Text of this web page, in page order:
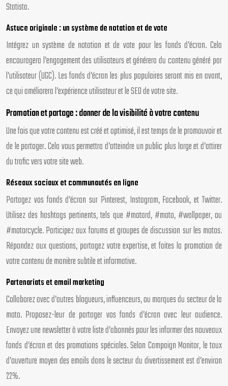
Statista.
Astuce originale : un système de notation et de vote
Intégrez un système de notation et de vote pour les fonds d’écran. Cela
encouragera l’engagement des utilisateurs et générera du contenu généré par
l’utilisateur (UGC). Les fonds d’écran les plus populaires seront mis en avant,
ce qui améliorera l’expérience utilisateur et le SEO de votre site.
Promotion et partage : donner de la visibilité à votre contenu
Une fois que votre contenu est créé et optimisé, il est temps de le promouvoir et
de le partager. Cela vous permettra d’atteindre un public plus large et d’attirer
du trafic vers votre site web.
Réseaux sociaux et communautés en ligne
Partagez vos fonds d’écran sur Pinterest, Instagram, Facebook, et Twitter.
Utilisez des hashtags pertinents, tels que #motard, #moto, #wallpaper, ou
#motorcycle. Participez aux forums et groupes de discussion sur les motos.
Répondez aux questions, partagez votre expertise, et faites la promotion de
votre contenu de manière subtile et informative.
Partenariats et email marketing
Collaborez avec d’autres blogueurs, influenceurs, ou marques du secteur de la
moto. Proposez-leur de partager vos fonds d’écran avec leur audience.
Envoyez une newsletter à votre liste d’abonnés pour les informer des nouveaux
fonds d’écran et des promotions spéciales. Selon Campaign Monitor, le taux
d’ouverture moyen des emails dans le secteur du divertissement est d’environ
22%.